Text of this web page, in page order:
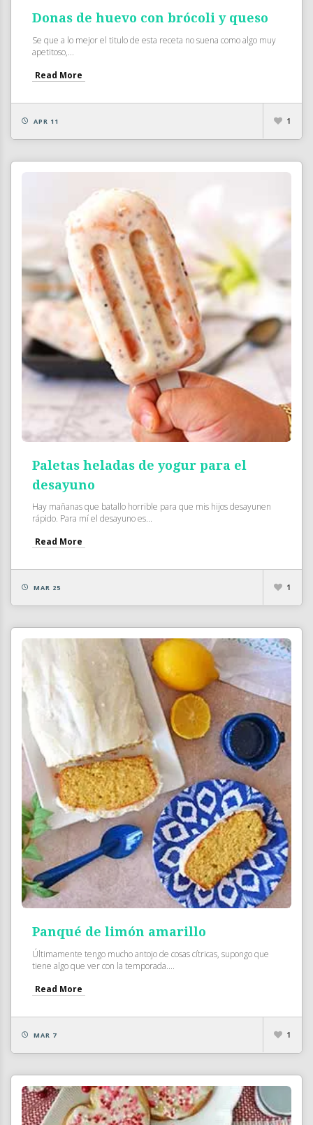
Donas de huevo con brócoli y queso
Se que a lo mejor el titulo de esta receta no suena como algo muy
apetitoso,...
Read More
APR 11 1
Paletas heladas de yogur para el
desayuno
Hay mañanas que batallo horrible para que mis hijos desayunen
rápido. Para mí el desayuno es...
Read More
MAR 25 1
Panqué de limón amarillo
Últimamente tengo mucho antojo de cosas cítricas, supongo que
tiene algo que ver con la temporada....
Read More
MAR 7 1